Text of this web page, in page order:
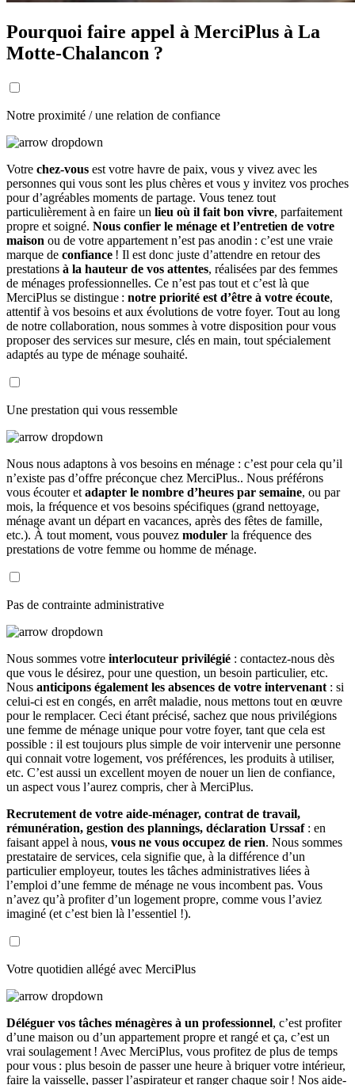
Pourquoi faire appel à MerciPlus à La
Motte-Chalancon ?
Notre proximité / une relation de confiance
Votre chez-vous est votre havre de paix, vous y vivez avec les
personnes qui vous sont les plus chères et vous y invitez vos proches
pour d’agréables moments de partage. Vous tenez tout
particulièrement à en faire un lieu où il fait bon vivre, parfaitement
propre et soigné. Nous confier le ménage et l’entretien de votre
maison ou de votre appartement n’est pas anodin : c’est une vraie
marque de confiance ! Il est donc juste d’attendre en retour des
prestations à la hauteur de vos attentes, réalisées par des femmes
de ménages professionnelles. Ce n’est pas tout et c’est là que
MerciPlus se distingue : notre priorité est d’être à votre écoute,
attentif à vos besoins et aux évolutions de votre foyer. Tout au long
de notre collaboration, nous sommes à votre disposition pour vous
proposer des services sur mesure, clés en main, tout spécialement
adaptés au type de ménage souhaité.
Une prestation qui vous ressemble
Nous nous adaptons à vos besoins en ménage : c’est pour cela qu’il
n’existe pas d’offre préconçue chez MerciPlus.. Nous préférons
vous écouter et adapter le nombre d’heures par semaine, ou par
mois, la fréquence et vos besoins spécifiques (grand nettoyage,
ménage avant un départ en vacances, après des fêtes de famille,
etc.). À tout moment, vous pouvez moduler la fréquence des
prestations de votre femme ou homme de ménage.
Pas de contrainte administrative
Nous sommes votre interlocuteur privilégié : contactez-nous dès
que vous le désirez, pour une question, un besoin particulier, etc.
Nous anticipons également les absences de votre intervenant : si
celui-ci est en congés, en arrêt maladie, nous mettons tout en œuvre
pour le remplacer. Ceci étant précisé, sachez que nous privilégions
une femme de ménage unique pour votre foyer, tant que cela est
possible : il est toujours plus simple de voir intervenir une personne
qui connait votre logement, vos préférences, les produits à utiliser,
etc. C’est aussi un excellent moyen de nouer un lien de confiance,
un aspect vous l’aurez compris, cher à MerciPlus.
Recrutement de votre aide-ménager, contrat de travail,
rémunération, gestion des plannings, déclaration Urssaf: en
faisant appel à nous, vous ne vous occupez de rien. Nous sommes
prestataire de services, cela signifie que, à la différence d’un
particulier employeur, toutes les tâches administratives liées à
l’emploi d’une femme de ménage ne vous incombent pas. Vous
n’avez qu’à profiter d’un logement propre, comme vous l’aviez
imaginé (et c’est bien là l’essentiel !).
Votre quotidien allégé avec MerciPlus
Déléguer vos tâches ménagères à un professionnel, c’est profiter
d’une maison ou d’un appartement propre et rangé et ça, c’est un
vrai soulagement ! Avec MerciPlus, vous profitez de plus de temps
pour vous : plus besoin de passer une heure à briquer votre intérieur,
faire la vaisselle, passer l’aspirateur et ranger chaque soir ! Nos aide-